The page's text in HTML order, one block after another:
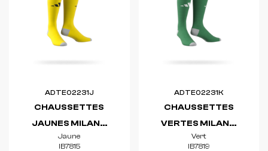
ADTE02231J
CHAUSSETTES
JAUNES MILANO
23
Jaune
IB7815
ADTE02231K
CHAUSSETTES
VERTES MILANO
23
Vert
IB7819